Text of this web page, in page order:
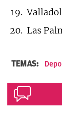
Las
TEMAS: